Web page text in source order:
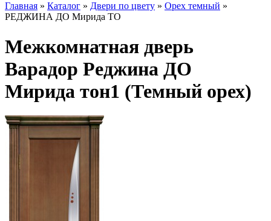
Главная » Каталог » Двери по цвету » Орех темный »
РЕДЖИНА ДО Мирида ТО
Межкомнатная дверь
Варадор Реджина ДО
Мирида тон1 (Темный орех)